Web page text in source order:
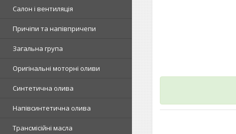
Салон і вентиляція
Причіпи та напівпричепи
Загальна група
Оригінальні моторні оливи
Синтетична олива
Напівсинтетична олива
Трансмісійні масла